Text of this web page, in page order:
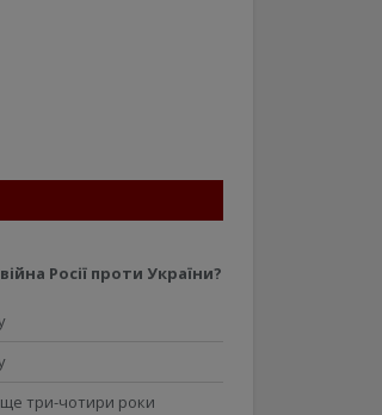
Росії проти України?
три-чотири роки